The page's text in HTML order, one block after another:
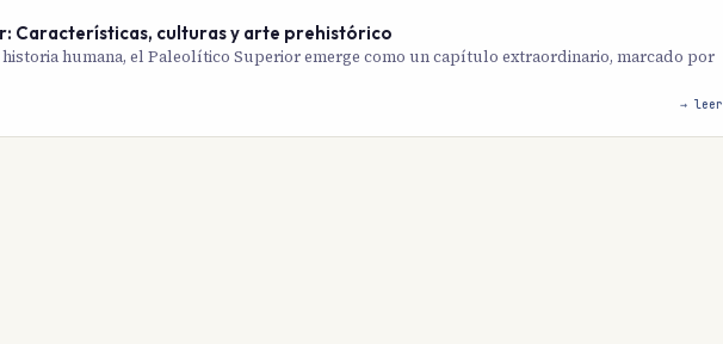
Características, culturas y arte prehistórico
humana, el Paleolítico Superior emerge como un capítulo extraordinario, marcado por
→ leer